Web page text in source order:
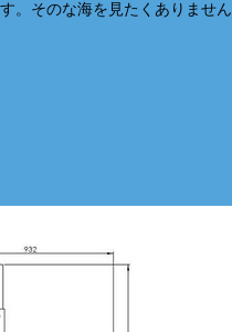
。そのな海を見たくありません